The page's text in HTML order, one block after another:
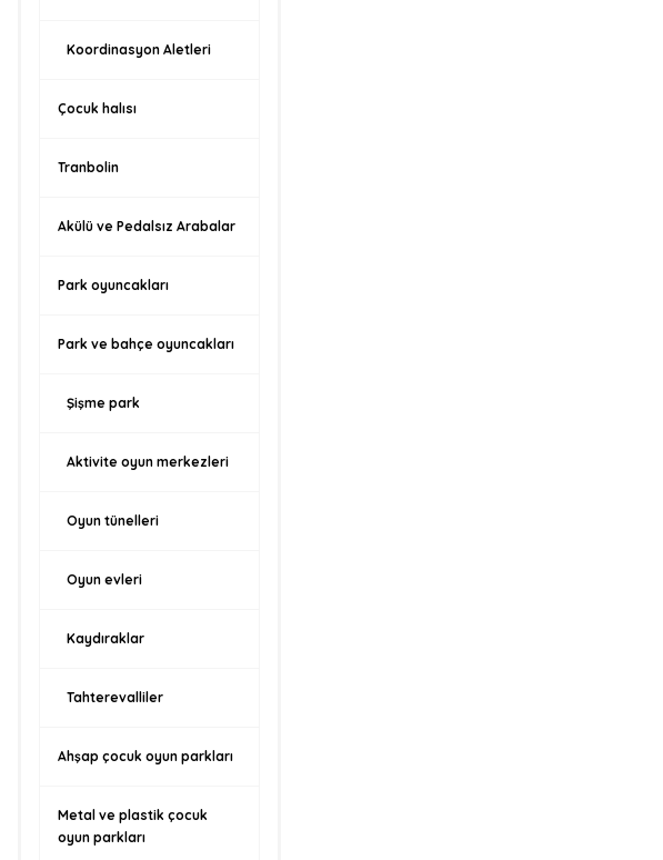
Koordinasyon Aletleri
Çocuk halısı
Tranbolin
Akülü ve Pedalsız Arabalar
Park oyuncakları
Park ve bahçe oyuncakları
Şişme park
Aktivite oyun merkezleri
Oyun tünelleri
Oyun evleri
Kaydıraklar
Tahterevalliler
Ahşap çocuk oyun parkları
Metal ve plastik çocuk
oyun parkları